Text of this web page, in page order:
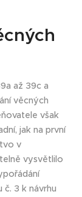
až 39c a
věcných
však
jak na první
v
vysvětlilo
3 k návrhu